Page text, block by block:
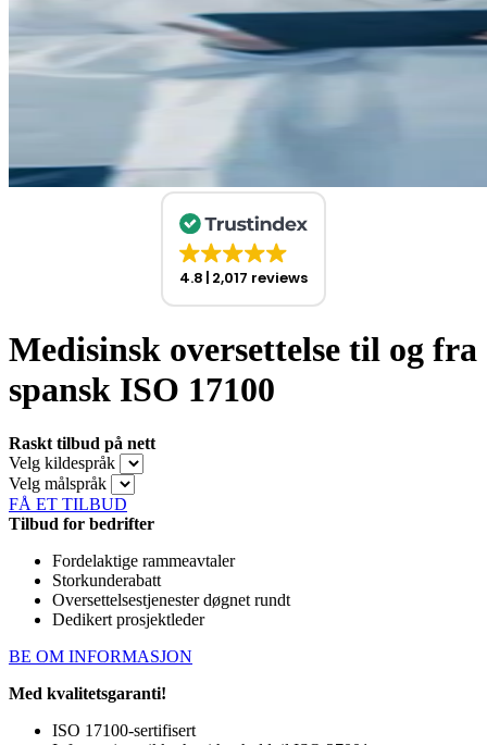
4.8 2,017 reviews
Medisinsk oversettelse til og fra
spansk ISO 17100
Raskt tilbud på nett
Velg kildespråk
Velg målspråk
FÅ ET TILBUD
Tilbud for bedrifter
Fordelaktige rammeavtaler
Storkunderabatt
Oversettelsestjenester døgnet rundt
Dedikert prosjektleder
BE OM INFORMASJON
Med kvalitetsgaranti!
ISO 17100-sertifisert